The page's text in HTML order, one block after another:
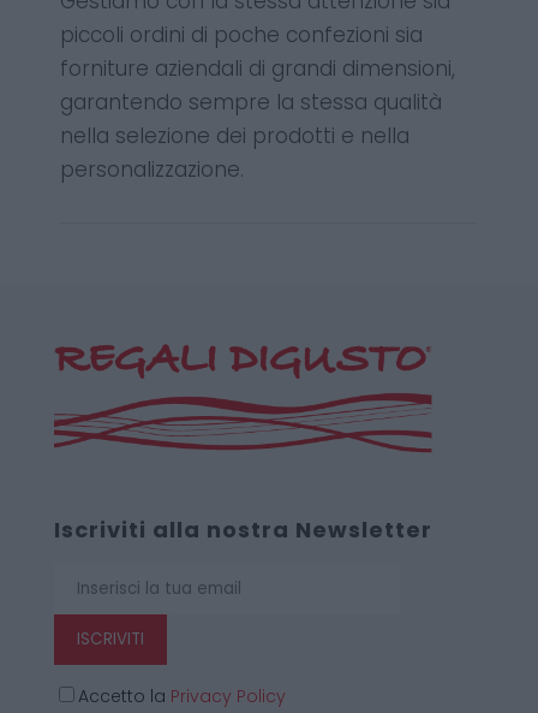
piccoli ordini di poche confezioni sia
forniture aziendali di grandi dimensioni,
garantendo sempre la stessa qualità
nella selezione dei prodotti e nella
personalizzazione.
Iscriviti alla nostra Newsletter
ISCRIVITI
Accetto la Privacy Policy